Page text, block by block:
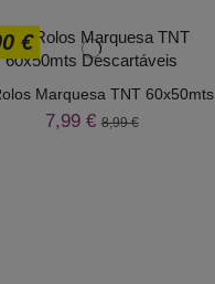
€
Marquesa TNT 60x50mts
7,99 €8,99 €